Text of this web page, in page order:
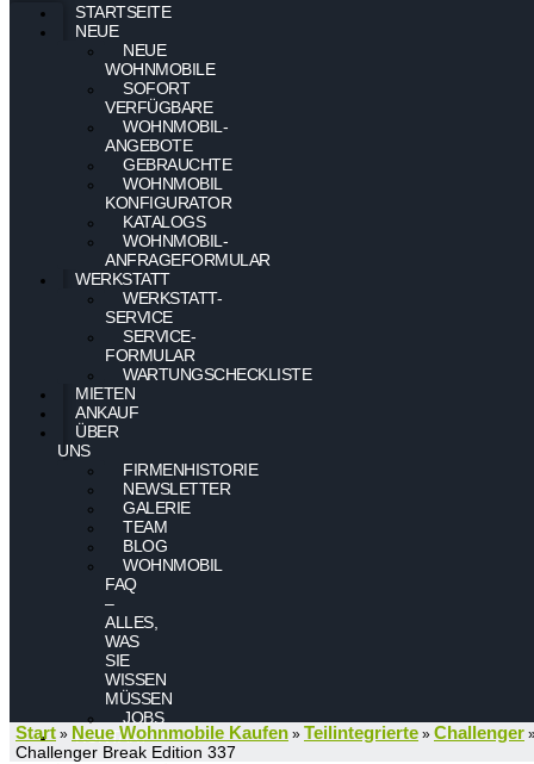
STARTSEITE
NEUE
NEUE
WOHNMOBILE
SOFORT
VERFÜGBARE
WOHNMOBIL-
ANGEBOTE
GEBRAUCHTE
WOHNMOBIL
KONFIGURATOR
KATALOGS
WOHNMOBIL-
ANFRAGEFORMULAR
WERKSTATT
WERKSTATT-
SERVICE
SERVICE-
FORMULAR
WARTUNGSCHECKLISTE
MIETEN
ANKAUF
ÜBER
UNS
FIRMENHISTORIE
NEWSLETTER
GALERIE
TEAM
BLOG
WOHNMOBIL
FAQ
–
ALLES,
WAS
SIE
WISSEN
MÜSSEN
JOBS
KONTAKT
Start » Neue Wohnmobile Kaufen » Teilintegrierte » Challenger
Challenger Break Edition 337